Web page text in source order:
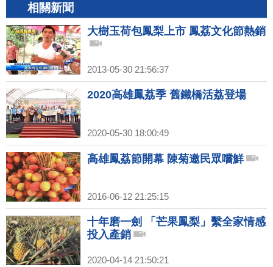
相關新聞
大樹玉荷包鳳梨上市 鳳荔文化節熱銷
2013-05-30 21:56:37
2020高雄鳳荔季 舊鐵橋活荔登場
2020-05-30 18:00:49
高雄鳳荔節開幕 陳菊邀民眾嚐鮮
2016-06-12 21:25:15
十年磨一劍 「芒果鳳梨」繫全家情感
投入產銷
2020-04-14 21:50:21